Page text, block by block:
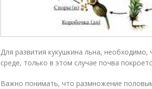
Для развития кукушкина льна,
среде, только в этом случае почва
Важно понимать, что размножение